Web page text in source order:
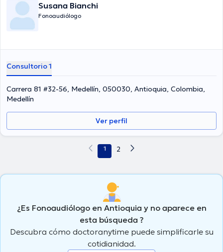
Susana Bianchi
Fonoaudiólogo
Consultorio 1
Carrera 81 #32-56, Medellín, 050030, Antioquia, Colombia,
Medellín
Ver perfil
1 2
¿Es Fonoaudiólogo en Antioquia y no aparece en
esta búsqueda ?
Descubra cómo doctoranytime puede simplificarle su
cotidianidad.